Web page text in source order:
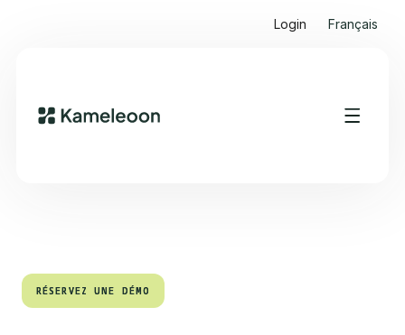
Login Français
Sommaire
RÉSERVEZ UNE DÉMO
RÉSERVEZ UNE DÉMO